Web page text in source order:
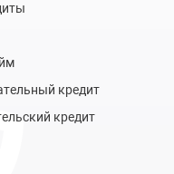
кредит
кредит